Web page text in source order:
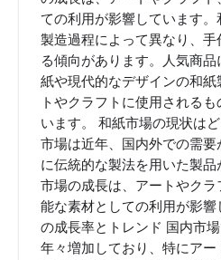
ての利用が影響しています
製造過程によって異なり、
る傾向があります。人気商
紙や現代的なデザインの和
トやクラフトに使用される
います。 和紙市場の現状は
市場は近年、国内外での需
に伝統的な製法を用いた製品
市場の成長は、アートやク
能な素材としての利用が影
の成長率とトレンド 国内市
年々増加しており、特にア